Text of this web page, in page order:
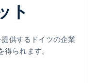
ト
供するドイツの企業
られます。